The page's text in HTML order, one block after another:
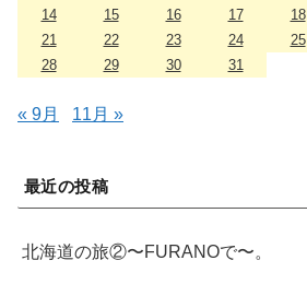
14
15 16 17 18
21
22 23 24 25
28
29 30 31
« 9月 11月 »
最近の投稿
北海道の旅②〜FURANOで〜。